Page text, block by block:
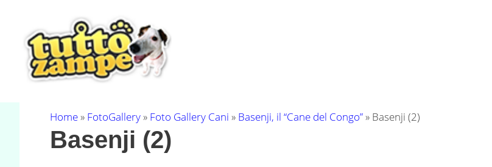
contenuto
Home» FotoGallery» Foto Gallery Cani » Basenji, il “Cane del Congo”» Basenji (2)
Basenji (2)